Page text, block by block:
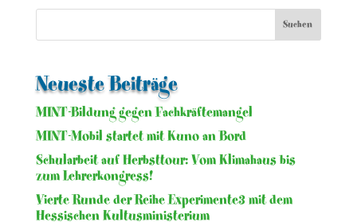
Neueste Beiträge
MINT-Bildung gegen Fachkräftemangel
MINT-Mobil startet mit Kuno an Bord
Schularbeit auf Herbsttour: Vom Klimahaus bis
zum Lehrerkongress!
Vierte Runde der Reihe Experimente3 mit dem
Hessischen Kultusministerium